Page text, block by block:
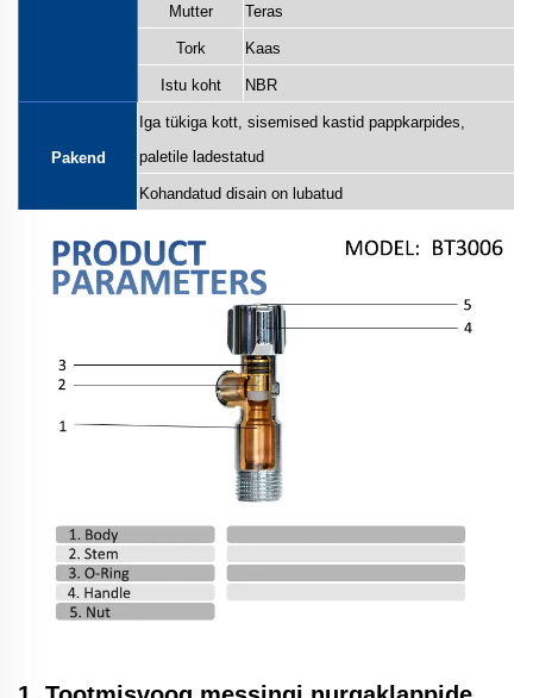
Mutter Teras
Tork Kaas
Istu koht NBR
Pakend
Iga tükiga kott, sisemised kastid pappkarpides,
paletile ladestatud
Kohandatud disain on lubatud